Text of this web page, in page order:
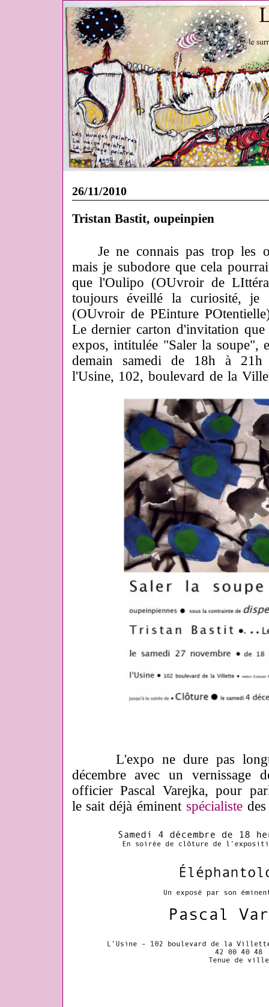
26/11/2010
Tristan Bastit, oupeinpien
Je ne connais pas trop les
mais je subodore que cela
que l'Oulipo (OUvroir de
toujours éveillé la curiosité, je
(OUvroir de PEinture
Le dernier carton d'invitation
expos, intitulée "Saler la soupe",
demain samedi de 18h à 21h
l'Usine, 102, boulevard de la
L'expo ne dure pas
décembre avec un vernissage
officier Pascal Varejka, pour
le sait déjà éminent spécialistedes